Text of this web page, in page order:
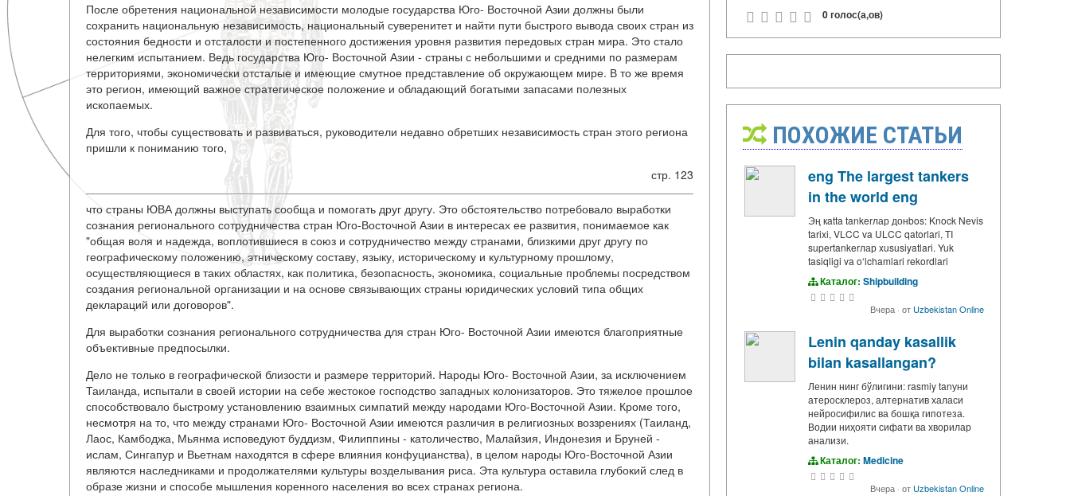
После обретения национальной независимости молодые государства Юго- Восточной Азии должны были
сохранить национальную независимость, национальный суверенитет и найти пути быстрого вывода своих стран из
состояния бедности и отсталости и постепенного достижения уровня развития передовых стран мира. Это стало
нелегким испытанием. Ведь государства Юго- Восточной Азии - страны с небольшими и средними по размерам
территориями, экономически отсталые и имеющие смутное представление об окружающем мире. В то же время
это регион, имеющий важное стратегическое положение и обладающий богатыми запасами полезных
ископаемых.
Для того, чтобы существовать и развиваться, руководители недавно обретших независимость стран этого региона
пришли к пониманию того,
стр. 123
что страны ЮВА должны выступать сообща и помогать друг другу. Это обстоятельство потребовало выработки
сознания регионального сотрудничества стран Юго-Восточной Азии в интересах ее развития, понимаемое как
"общая воля и надежда, воплотившиеся в союз и сотрудничество между странами, близкими друг другу по
географическому положению, этническому составу, языку, историческому и культурному прошлому,
осуществляющиеся в таких областях, как политика, безопасность, экономика, социальные проблемы посредством
создания региональной организации и на основе связывающих страны юридических условий типа общих
деклараций или договоров".
Для выработки сознания регионального сотрудничества для стран Юго- Восточной Азии имеются благоприятные
объективные предпосылки.
Дело не только в географической близости и размере территорий. Народы Юго- Восточной Азии, за исключением
Таиланда, испытали в своей истории на себе жестокое господство западных колонизаторов. Это тяжелое прошлое
способствовало быстрому установлению взаимных симпатий между народами Юго-Восточной Азии. Кроме того,
несмотря на то, что между странами Юго- Восточной Азии имеются различия в религиозных воззрениях (Таиланд,
Лаос, Камбоджа, Мьянма исповедуют буддизм, Филиппины - католичество, Малайзия, Индонезия и Бруней -
ислам, Сингапур и Вьетнам находятся в сфере влияния конфуцианства), в целом народы Юго-Восточной Азии
являются наследниками и продолжателями культуры возделывания риса. Эта культура оставила глубокий след в
образе жизни и способе мышления коренного населения во всех странах региона.
0 голос(а,ов)
ПОХОЖИЕ СТАТЬИ
eng The largest tankers
in the world eng
Эң кatta tankerлар донbos: Knock Nevis
tarixi, VLCC va ULCC qatorlari, TI
supertankerлар xususiyatlari. Yuk
tasiqligi va oʻlchamlari rekordlari
Каталог: Shipbuilding
Вчера · от Uzbekistan Online
Lenin qanday kasallik
bilan kasallangan?
Ленин нинг бўлигини: rasmiy tanуни
атеросклероз, алтернатив халаси
нейросифилис ва бошқа гипотеза.
Водии ниҳояти сифати ва хворилар
анализи.
Каталог: Medicine
Вчера · от Uzbekistan Online